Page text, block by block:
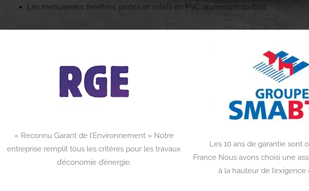
Les menuiseries: fenêtres, portes et volets en PVC, aluminium ou bois
« Reconnu Garant de l’Environnement » Notre
entreprise remplit tous les critères pour les travaux
d’économie d’énergie.
Les 10 ans de garantie sont
France Nous avons choisi une
à la hauteur de l’exigence